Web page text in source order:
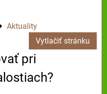
Aktuality
Vytlačiť stránku
pri